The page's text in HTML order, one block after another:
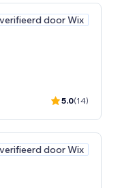
door Wix
5.0(14)
door Wix